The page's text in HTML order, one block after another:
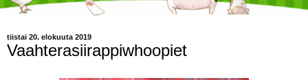
tiistai 20. elokuuta 2019
Vaahterasiirappiwhoopiet